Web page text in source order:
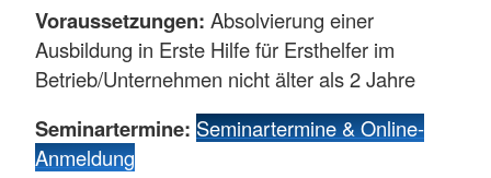
Voraussetzungen: Absolvierung einer
Ausbildung in Erste Hilfe für Ersthelfer im
Betrieb/Unternehmen nicht älter als 2 Jahre
Seminartermine: Seminartermine & Online-
Anmeldung